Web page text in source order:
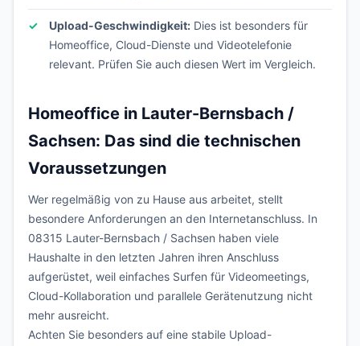
Upload-Geschwindigkeit: Dies ist besonders für
Homeoffice, Cloud-Dienste und Videotelefonie
relevant. Prüfen Sie auch diesen Wert im Vergleich.
Homeoffice in Lauter-Bernsbach /
Sachsen: Das sind die technischen
Voraussetzungen
Wer regelmäßig von zu Hause aus arbeitet, stellt
besondere Anforderungen an den Internetanschluss. In
08315 Lauter-Bernsbach / Sachsen haben viele
Haushalte in den letzten Jahren ihren Anschluss
aufgerüstet, weil einfaches Surfen für Videomeetings,
Cloud-Kollaboration und parallele Gerätenutzung nicht
mehr ausreicht.
Achten Sie besonders auf eine stabile Upload-